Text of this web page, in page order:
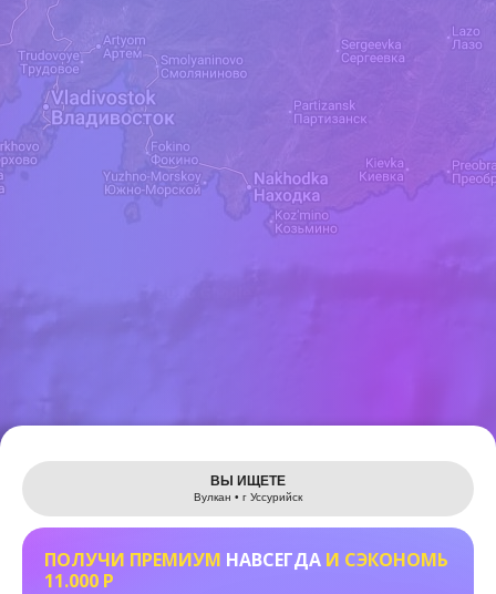
Leaflet
ВЫ ИЩЕТЕ
Вулкан • г Уссурийск
ПОЛУЧИ ПРЕМИУМ НАВСЕГДА И СЭКОНОМЬ
11.000 Р